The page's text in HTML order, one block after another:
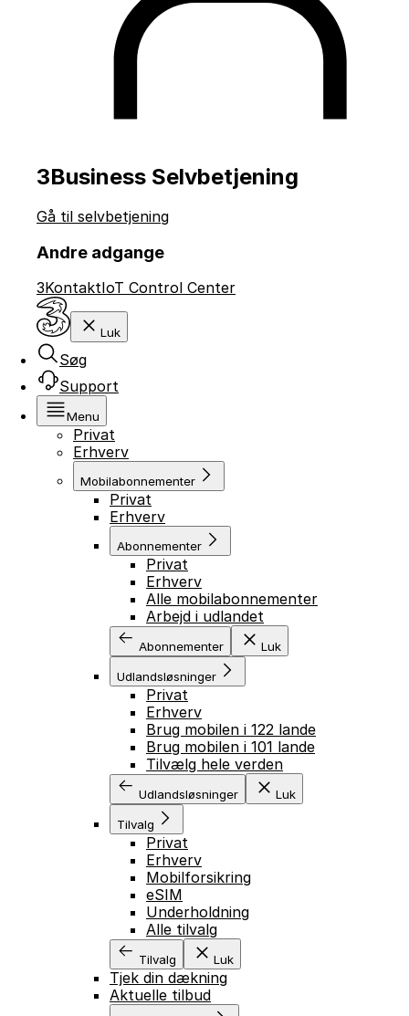
3Business Selvbetjening
Gå til selvbetjening
Andre adgange
3KontaktIoT Control Center
Luk
Søg
Support
Menu
Privat
Erhverv
Mobilabonnementer
Privat
Erhverv
Abonnementer
Privat
Erhverv
Alle mobilabonnementer
Arbejd i udlandet
Abonnementer Luk
Udlandsløsninger
Privat
Erhverv
Brug mobilen i 122 lande
Brug mobilen i 101 lande
Tilvælg hele verden
Udlandsløsninger Luk
Tilvalg
Privat
Erhverv
Mobilforsikring
eSIM
Underholdning
Alle tilvalg
Tilvalg Luk
Tjek din dækning
Aktuelle tilbud